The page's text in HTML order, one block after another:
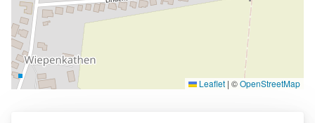
Leaflet | ©OpenStreetMap